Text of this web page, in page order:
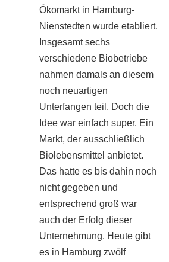
Ökomarkt in Hamburg-
Nienstedten wurde etabliert.
Insgesamt sechs
verschiedene Biobetriebe
nahmen damals an diesem
noch neuartigen
Unterfangen teil. Doch die
Idee war einfach super. Ein
Markt, der ausschließlich
Biolebensmittel anbietet.
Das hatte es bis dahin noch
nicht gegeben und
entsprechend groß war
auch der Erfolg dieser
Unternehmung. Heute gibt
es in Hamburg zwölf